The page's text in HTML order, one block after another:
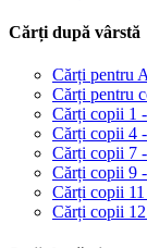
Cărți după vârstă
Cărți pentru
Cărți pentru
Cărți copii 1
Cărți copii 4
Cărți copii 7
Cărți copii 9
Cărți copii
Cărți copii